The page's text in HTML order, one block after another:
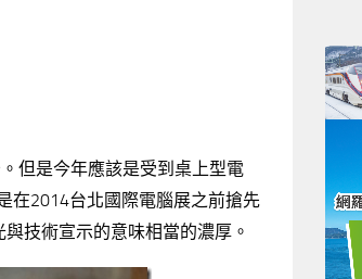
但是今年應該是受到桌上型電
在2014台北國際電腦展之前搶先
技術宣示的意味相當的濃厚。